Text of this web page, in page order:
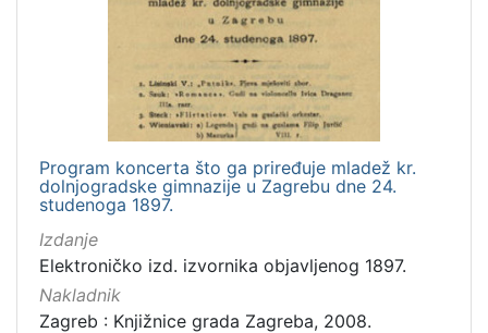
Program koncerta što ga priređuje mladež kr.
dolnjogradske gimnazije u Zagrebu dne 24.
studenoga 1897.
Izdanje
Elektroničko izd. izvornika objavljenog 1897.
Nakladnik
Zagreb : Knjižnice grada Zagreba, 2008.